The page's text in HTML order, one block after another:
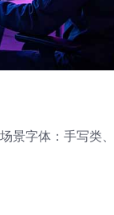
景字体：手写类